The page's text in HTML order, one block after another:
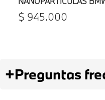
$ 945.000
+Preguntas